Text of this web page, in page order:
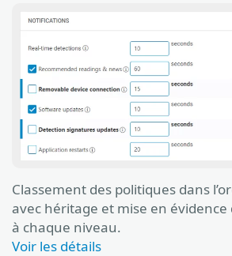
Classement des politiques dans
avec héritage et mise en
à chaque niveau.
Voir les détails